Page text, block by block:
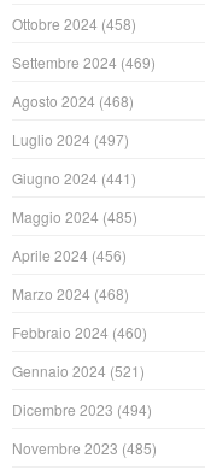
Ottobre 2024 (458)
Settembre 2024 (469)
Agosto 2024 (468)
Luglio 2024 (497)
Giugno 2024 (441)
Maggio 2024 (485)
Aprile 2024 (456)
Marzo 2024 (468)
Febbraio 2024 (460)
Gennaio 2024 (521)
Dicembre 2023 (494)
Novembre 2023 (485)